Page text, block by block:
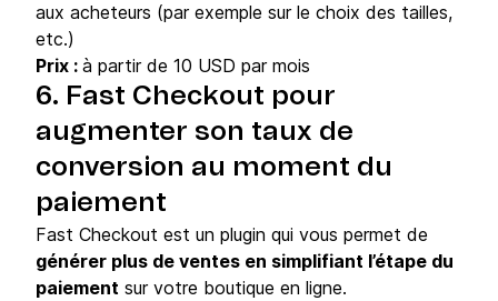
aux acheteurs (par exemple sur le choix des tailles,
etc.)
Prix : à partir de 10 USD par mois
6. Fast Checkout pour
augmenter son taux de
conversion au moment du
paiement
Fast Checkout est un plugin qui vous permet de
générer plus de ventes en simplifiant l’étape du
paiement sur votre boutique en ligne.